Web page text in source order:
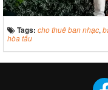
Tags: cho thuê ban nhạc,
hòa tấu